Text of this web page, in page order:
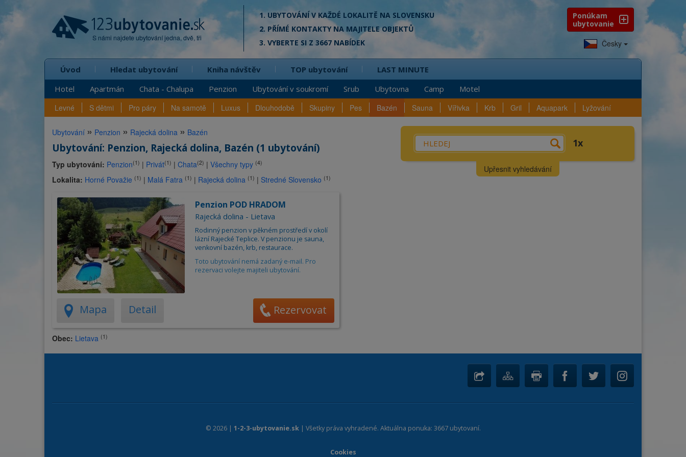
S námi najdete ubytování jedna, dvě, tři
1. UBYTOVÁNÍ V KAŽDÉ LOKALITĚ NA SLOVENSKU
2. PŘÍMÉ KONTAKTY NA MAJITELE OBJEKTŮ
3. VYBERTE SI Z 3667 NABÍDEK
Ponúkam
ubytovanie
Česky
Úvod
Hotel
Apartmán Chata - Chalupa Penzion Ubytování v soukromí Srub Ubytovna Camp Motel
Hledat ubytování Kniha návštěv TOP ubytování LAST MINUTE
Levné S dětmi Pro páry Na samotě Luxus Dlouhodobě Skupiny Pes Bazén Sauna Vířivka Krb Gril Aquapark Lyžování
Co? / Kde? Výběr Vybavenost
1
Lokalita
nalezeno1ubytování
Upřesnit vyhledávání
Ubytování » Penzion » Rajecká dolina » Bazén
Ubytování: Penzion, Rajecká dolina, Bazén (1 ubytování)
Typ ubytování: Penzion(1) | Privát(1) | Chata(2) | Všechny typy (4)
Lokalita: Horné Považie (1) | Malá Fatra (1) | Rajecká dolina (1) | Stredné Slovensko (1)
Penzion POD HRADOM
Rajecká dolina - Lietava
Rodinný penzion v pěkném prostředí v okolí
lázní Rajecké Teplice. V penzionu je sauna,
venkovní bazén, krb, restaurace.
Toto ubytování nemá zadaný e-mail. Pro
rezervaci volejte majiteli ubytování.
Mapa Detail Rezervovat
Obec: Lietava (1)
© 2026 | 1-2-3-ubytovanie.sk| Všetky práva vyhradené. Aktuálna ponuka: 3667 ubytovaní.
Cookies